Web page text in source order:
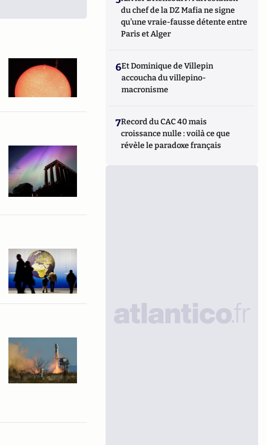
du chef de la DZ Mafia ne signe
qu’une vraie-fausse détente entre
Paris et Alger
6Et Dominique de Villepin
accoucha du villepino-
macronisme
7Record du CAC 40 mais
croissance nulle : voilà ce que
révèle le paradoxe français